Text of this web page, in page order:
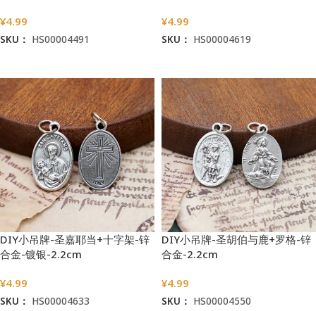
¥4.99
SKU： HS00004491
¥4.99
SKU： HS00004619
DIY小吊牌-圣嘉耶当+十字架-锌
合金-镀银-2.2cm
¥4.99
SKU： HS00004633
DIY小吊牌-圣胡伯与鹿+罗格-锌
合金-2.2cm
¥4.99
SKU： HS00004550